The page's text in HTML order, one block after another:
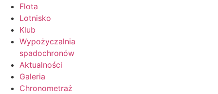
Flota
Lotnisko
Klub
Wypożyczalnia
spadochronów
Aktualności
Galeria
Chronometraż